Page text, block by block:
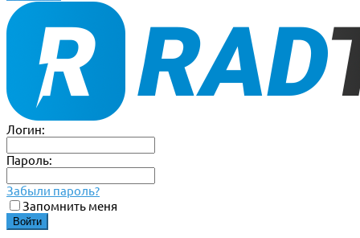
Логин:
Пароль:
Забыли пароль?
Запомнить меня